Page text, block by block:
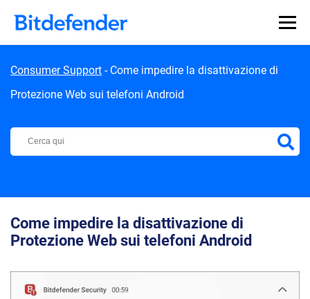
Consumer Support - Come impedire la disattivazione di
Protezione Web sui telefoni Android
Centro di Supporto Bitdefender
Come impedire la disattivazione di
Protezione Web sui telefoni Android